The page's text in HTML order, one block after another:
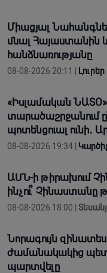
Միացյալ
մնալ Հայաստանին
հանձնառությանը
08-08-2026 20:11 | Լուրեր
«Իսլամական
տարածաշրջանում
պոտենցուալ ունի․
08-08-2026 19:34 |
ԱՄՆ-ի թիրախում
ինչու՞ Չինաստանը
08-08-2026 18:00 |
Նորագույն
ժամանակակից
պարտվելը